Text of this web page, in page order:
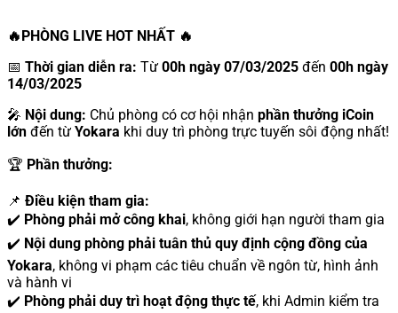
🔥PHÒNG LIVE HOT NHẤT 🔥
📅 Thời gian diễn ra: Từ 00h ngày 07/03/2025 đến 00h ngày
14/03/2025
🎤 Nội dung: Chủ phòng có cơ hội nhận phần thưởng iCoin
lớn đến từ Yokara khi duy trì phòng trực tuyến sôi động nhất!
🏆 Phần thưởng:
📌 Điều kiện tham gia:
✔️ Phòng phải mở công khai, không giới hạn người tham gia
✔️ Nội dung phòng phải tuân thủ quy định cộng đồng của
Yokara, không vi phạm các tiêu chuẩn về ngôn từ, hình ảnh
và hành vi
✔️ Phòng phải duy trì hoạt động thực tế, khi Admin kiểm tra